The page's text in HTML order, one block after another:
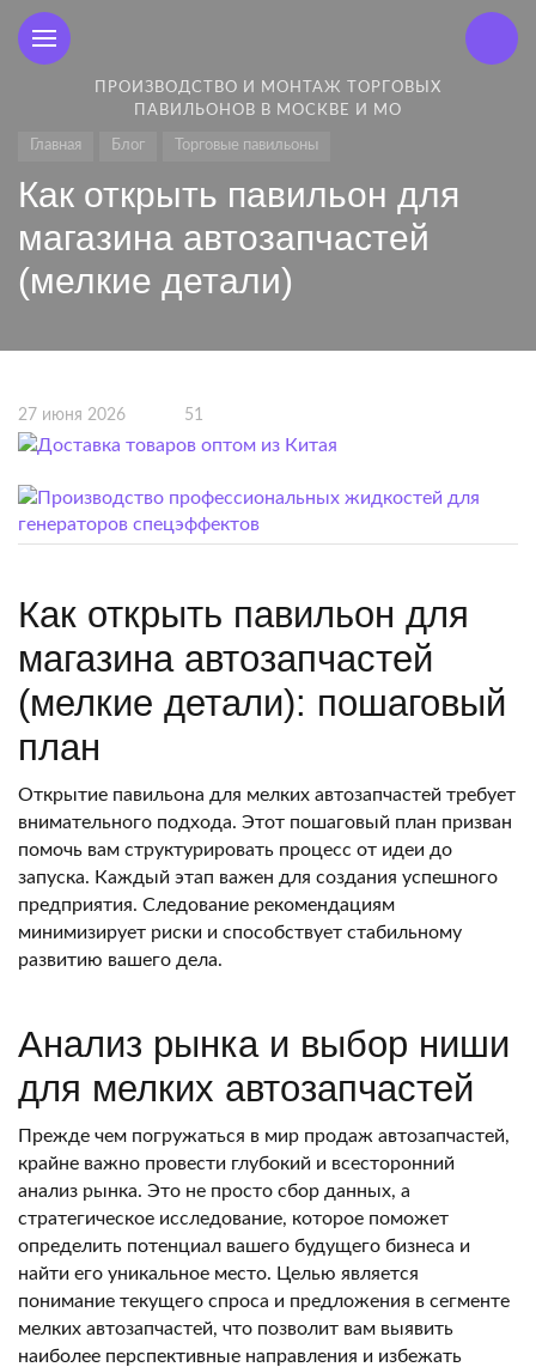
ПРОИЗВОДСТВО И МОНТАЖ ТОРГОВЫХ
ПАВИЛЬОНОВ В МОСКВЕ И МО
Главная Блог Торговые павильоны
Как открыть павильон для
магазина автозапчастей
(мелкие детали)
27 июня 2026 51
Как открыть павильон для
магазина автозапчастей
(мелкие детали): пошаговый
план
Открытие павильона для мелких автозапчастей требует
внимательного подхода. Этот пошаговый план призван
помочь вам структурировать процесс от идеи до
запуска. Каждый этап важен для создания успешного
предприятия. Следование рекомендациям
минимизирует риски и способствует стабильному
развитию вашего дела.
Анализ рынка и выбор ниши
для мелких автозапчастей
Прежде чем погружаться в мир продаж автозапчастей,
крайне важно провести глубокий и всесторонний
анализ рынка. Это не просто сбор данных, а
стратегическое исследование, которое поможет
определить потенциал вашего будущего бизнеса и
найти его уникальное место. Целью является
понимание текущего спроса и предложения в сегменте
мелких автозапчастей, что позволит вам выявить
наиболее перспективные направления и избежать